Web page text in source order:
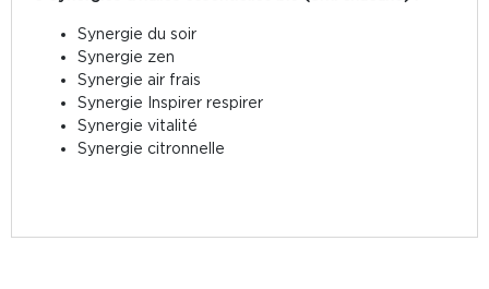
Synergie du soir
Synergie zen
Synergie air frais
Synergie Inspirer respirer
Synergie vitalité
Synergie citronnelle